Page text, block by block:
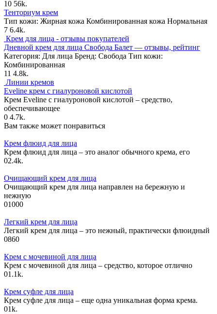
10 56k.
Тенториум крем
Тип кожи: Жирная кожа Комбинированная кожа Нормальная
7 6.4k.
Крем для лица - отзывы покупателей
Дневной крем для лица Свобода Балет — отзывы, рейтинг
Категория: Для лица Бренд: Свобода Тип кожи:
Комбинированная
11 4.8k.
Линии кремов
Eveline крем с гиалуроновой кислотой
Крем Eveline с гиалуроновой кислотой – средство,
обеспечивающее
0 4.7k.
Вам также может понравиться
Крем флюид для лица
Крем флюид для лица – это аналог обычного крема, его
02.4k.
Очищающий крем для лица
Очищающий крем для лица направлен на бережную и
нежную
01000
Легкий крем для лица
Легкий крем для лица – это нежный, практически флюидный
0860
Крем с мочевиной для лица
Крем с мочевиной для лица – средство, которое отлично
01.1k.
Крем суфле для лица
Крем суфле для лица – еще одна уникальная форма крема.
01k.